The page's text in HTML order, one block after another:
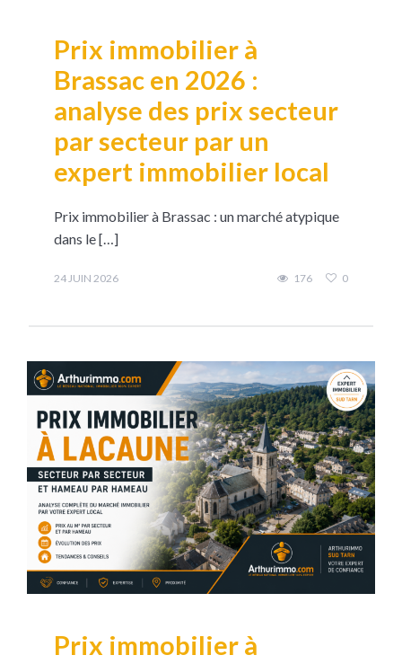
Prix immobilier à
Brassac en 2026 :
analyse des prix secteur
par secteur par un
expert immobilier local
Prix immobilier à Brassac : un marché atypique
dans le […]
24 JUIN 2026 176 0
Prix immobilier à